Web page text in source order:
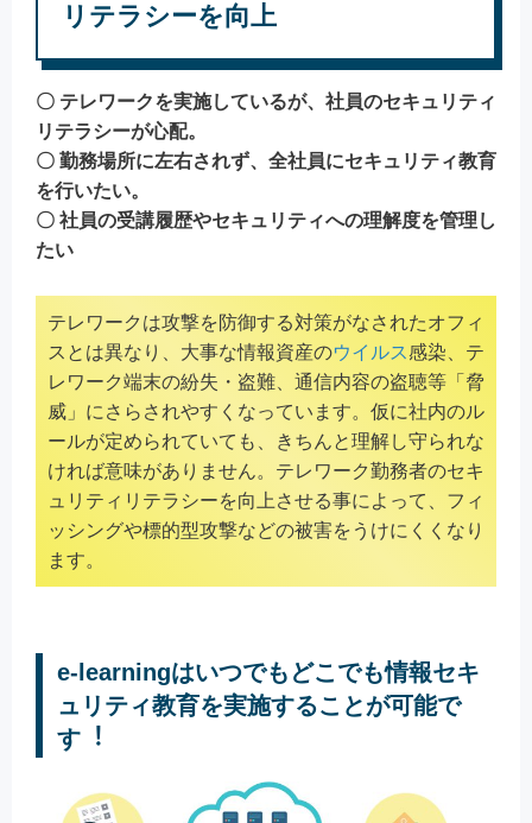
リテラシーを向上
〇 テレワークを実施しているが、社員のセキュリティ
リテラシーが心配。
〇 勤務場所に左右されず、全社員にセキュリティ教育
を行いたい。
〇 社員の受講履歴やセキュリティへの理解度を管理し
たい
テレワークは攻撃を防御する対策がなされたオフィ
スとは異なり、大事な情報資産のウイルス感染、テ
レワーク端末の紛失・盗難、通信内容の盗聴等「脅
威」にさらされやすくなっています。仮に社内のル
ールが定められていても、きちんと理解し守られな
ければ意味がありません。テレワーク勤務者のセキ
ュリティリテラシーを向上させる事によって、フィ
ッシングや標的型攻撃などの被害をうけにくくなり
ます。
e-learningはいつでもどこでも情報セキ
ュリティ教育を実施することが可能で
す︕